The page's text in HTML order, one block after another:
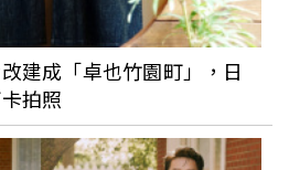
建成「卓也竹園町」，日
拍照